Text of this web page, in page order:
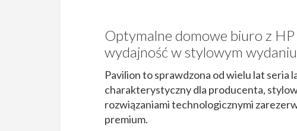
Optymalne domowe biuro z
wydajność w stylowym wydaniu
Pavilion to sprawdzona od wielu lat seria
charakterystyczny dla producenta,
rozwiązaniami technologicznymi
premium.